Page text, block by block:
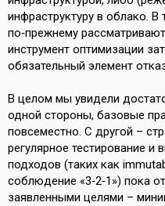
инфраструктуру в облако.
по‑прежнему
инструмент оптимизации
обязательный элемент
В целом мы увидели
одной стороны, базовые
повсеместно. С другой –
регулярное тестирование и
подходов (таких как
соблюдение «3‑2‑1») пока
заявленными целями –